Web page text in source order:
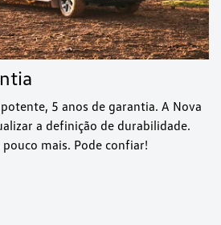
5 anos de garantia. A Nova
a definição de durabilidade.
mais. Pode confiar!